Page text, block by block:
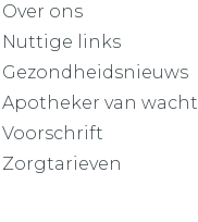
Over ons
Nuttige links
Gezondheidsnieuws
Apotheker van wacht
Voorschrift
Zorgtarieven